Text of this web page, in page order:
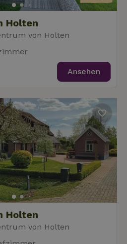
Holten
von Holten
Ansehen
Holten
von Holten